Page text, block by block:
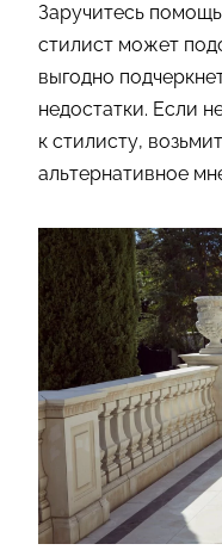
Заручитесь
стилист может
выгодно
недостатки. Если
к стилисту,
альтернативное